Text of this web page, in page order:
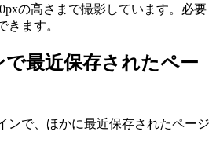
の高さまで撮影しています。必要
きます。
で最近保存されたペー
ンで、ほかに最近保存されたページ